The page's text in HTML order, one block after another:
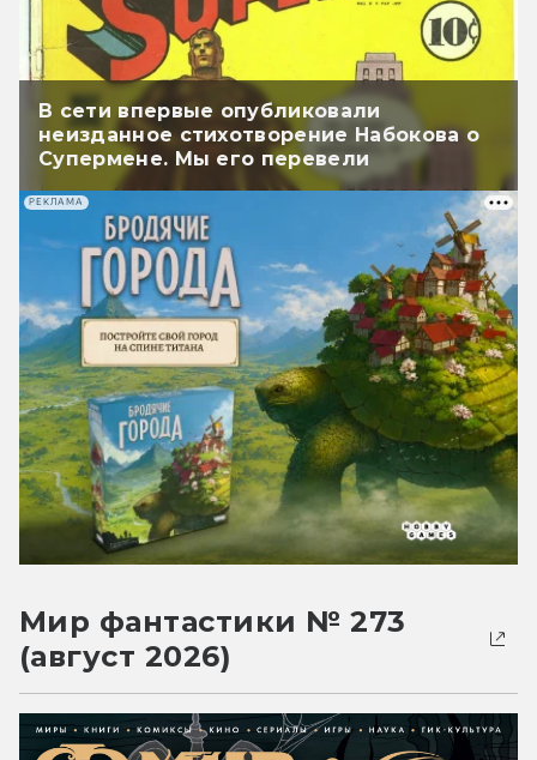
В сети впервые опубликовали
неизданное стихотворение Набокова о
Супермене. Мы его перевели
РЕКЛАМА
Мир фантастики № 273
(август 2026)